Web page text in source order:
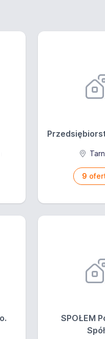
ze standardami firmy.
9
SPOŁEM